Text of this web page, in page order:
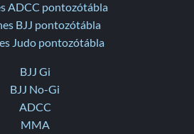
ADCC pontozótábla
BJJ pontozótábla
Judo pontozótábla
BJJ Gi
BJJ No-Gi
ADCC
MMA